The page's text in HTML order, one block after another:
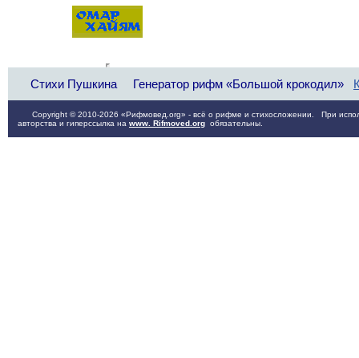
Стихи Пушкина Генератор рифм «Большой крокодил»
Copyright © 2010-2026 «Рифмовед.org» - всё о рифме и стихосложении. При
авторства и гиперссылка на www. Rifmoved.org обязательны.